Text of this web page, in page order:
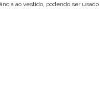
ao vestido, podendo ser usado